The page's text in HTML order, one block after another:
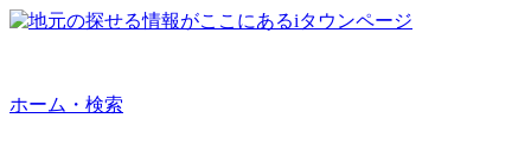
ホーム・検索